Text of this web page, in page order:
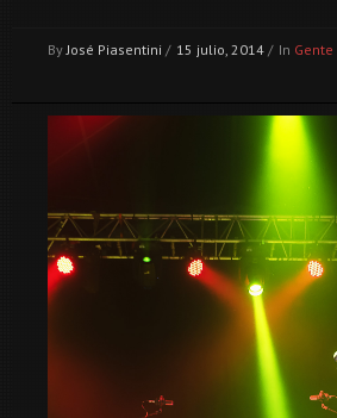
By José Piasentini / 15 julio, 2014 / In Gente